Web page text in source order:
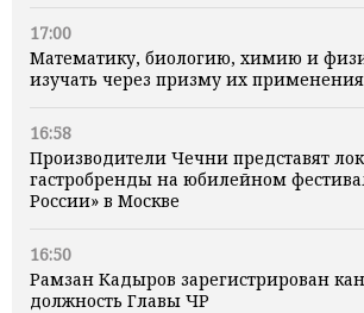
17:00
Математику, биологию, химию и
изучать через призму их
16:58
Производители Чечни представят
гастробренды на юбилейном
России» в Москве
16:50
Рамзан Кадыров зарегистрирован
должность Главы ЧР